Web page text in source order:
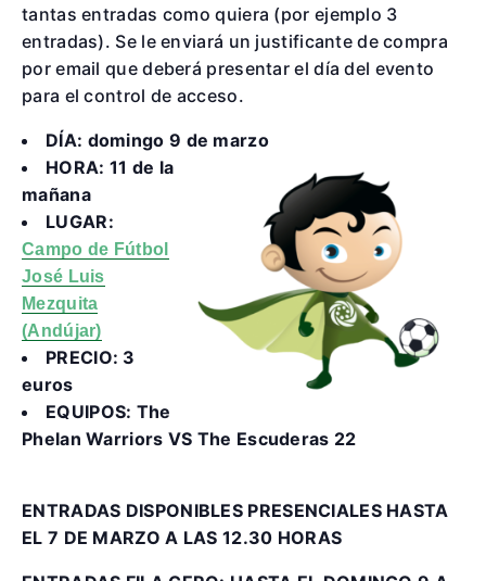
tantas entradas como quiera (por ejemplo 3
entradas). Se le enviará un justificante de compra
por email que deberá presentar el día del evento
para el control de acceso.
DÍA: domingo 9 de marzo
HORA: 11 de la
mañana
LUGAR:
Campo de Fútbol
José Luis
Mezquita
(Andújar)
PRECIO: 3
euros
EQUIPOS: The
Phelan Warriors VS The Escuderas 22
ENTRADAS DISPONIBLES PRESENCIALES HASTA
EL 7 DE MARZO A LAS 12.30 HORAS